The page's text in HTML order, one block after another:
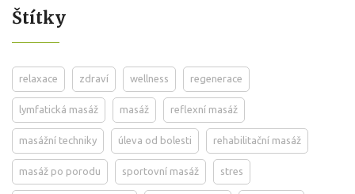
Štítky
relaxace zdraví wellness regenerace
lymfatická masáž masáž reflexní masáž
masážní techniky úleva od bolesti rehabilitační masáž
masáž po porodu sportovní masáž stres